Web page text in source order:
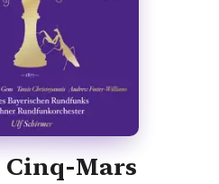
Cinq-Mars